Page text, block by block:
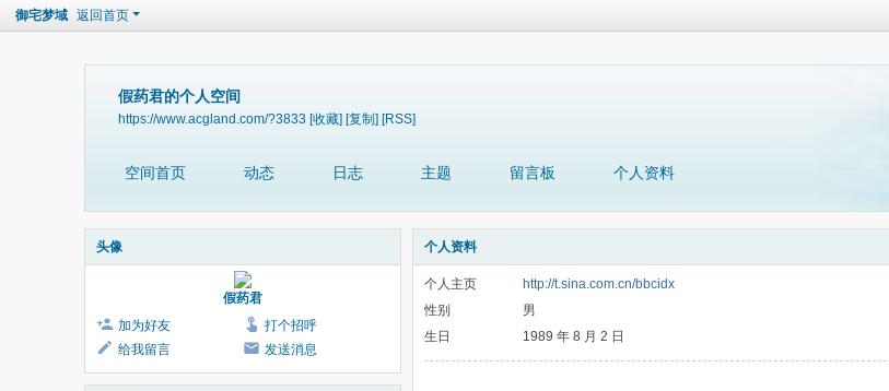
御宅梦域 返回首页
假药君的个人空间
https://www.acgland.com/?3833 [收藏] [复制] [RSS]
空间首页 动态 日志 主题 留言板 个人资料
头像
假药君
加为好友
打个招呼
给我留言
发送消息
个人资料
个人主页
http://t.sina.com.cn/bbcidx
性别
男
生日
1989 年 8 月 2 日